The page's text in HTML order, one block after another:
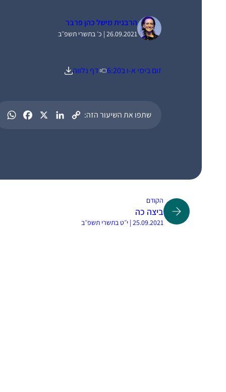
הרבנית מישל כהן פרבר
26.09.2021 | כ׳ בתשרי תשפ״ב
זום בימי א-ו ב6:20 דף נלווה
שתפו את השיעור הזה:
הקודם
ביצה כה
25.09.2021 | י״ט בתשרי תשפ״ב